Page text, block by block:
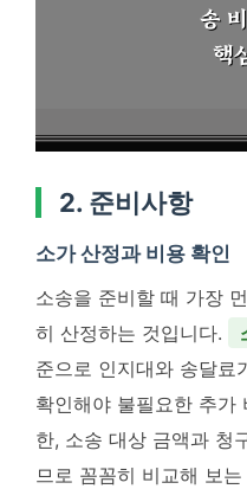
2. 준비사항
소가 산정과 비용 확인
소송을 준비할 때 가장
히 산정하는 것입니다.
준으로 인지대와 송달료
확인해야 불필요한 추가
한, 소송 대상 금액과 청
므로 꼼꼼히 비교해 보